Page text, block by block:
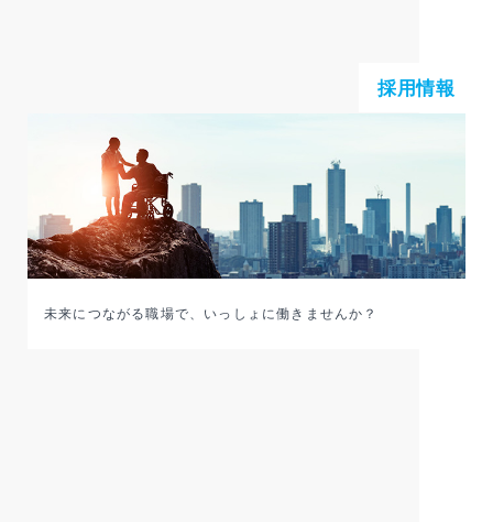
未来につながる職場で、いっしょに働きませんか？
採用情報